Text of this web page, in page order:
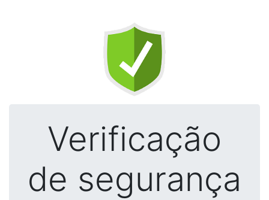
Verificação
de segurança